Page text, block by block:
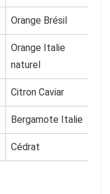
Orange Brésil
Orange Italie
naturel
Citron Caviar
Bergamote Italie
Cédrat